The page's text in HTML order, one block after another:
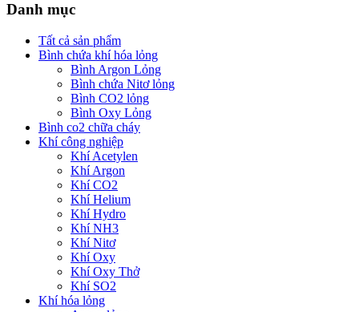
Danh mục
Tất cả sản phẩm
Bình chứa khí hóa lỏng
Bình Argon Lỏng
Bình chứa Nitơ lỏng
Bình CO2 lỏng
Bình Oxy Lỏng
Bình co2 chữa cháy
Khí công nghiệp
Khí Acetylen
Khí Argon
Khí CO2
Khí Helium
Khí Hydro
Khí NH3
Khí Nitơ
Khí Oxy
Khí Oxy Thở
Khí SO2
Khí hóa lỏng